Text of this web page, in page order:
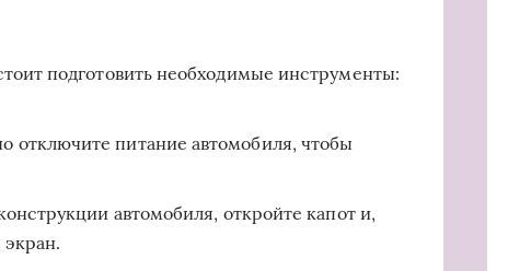
подготовить необходимые инструменты:
отключите питание автомобиля, чтобы
автомобиля, откройте капот и,